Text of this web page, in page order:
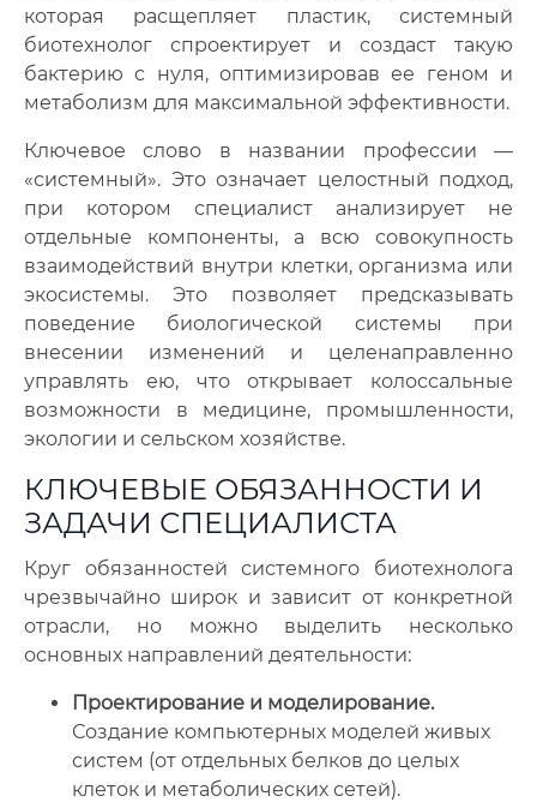
которая расщепляет пластик, системный
биотехнолог спроектирует и создаст такую
бактерию с нуля, оптимизировав ее геном и
метаболизм для максимальной эффективности.
Ключевое слово в названии профессии —
«системный». Это означает целостный подход,
при котором специалист анализирует не
отдельные компоненты, а всю совокупность
взаимодействий внутри клетки, организма или
экосистемы. Это позволяет предсказывать
поведение биологической системы при
внесении изменений и целенаправленно
управлять ею, что открывает колоссальные
возможности в медицине, промышленности,
экологии и сельском хозяйстве.
КЛЮЧЕВЫЕ ОБЯЗАННОСТИ И
ЗАДАЧИ СПЕЦИАЛИСТА
Круг обязанностей системного биотехнолога
чрезвычайно широк и зависит от конкретной
отрасли, но можно выделить несколько
основных направлений деятельности:
Проектирование и моделирование.
Создание компьютерных моделей живых
систем (от отдельных белков до целых
клеток и метаболических сетей).